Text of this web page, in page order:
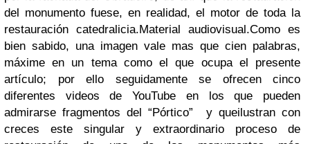
del monumento fuese, en realidad, el motor de toda la
restauración catedralicia.Material audiovisual.Como es
bien sabido, una imagen vale mas que cien palabras,
máxime en un tema como el que ocupa el presente
artículo; por ello seguidamente se ofrecen cinco
diferentes videos de YouTube en los que pueden
admirarse fragmentos del“Pórtico” y queilustran con
creces este singular y extraordinario proceso de